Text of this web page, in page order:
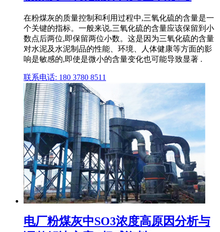
在粉煤灰的质量控制和利用过程中,三氧化硫的含量是一
个关键的指标。一般来说,三氧化硫的含量应该保留到小
数点后两位,即保留两位小数。这是因为三氧化硫的含量
对水泥及水泥制品的性能、环境、人体健康等方面的影
响是敏感的,即使是微小的含量变化也可能导致显著 .
联系电话: 180 3780 8511
电厂粉煤灰中SO3浓度高原因分析与